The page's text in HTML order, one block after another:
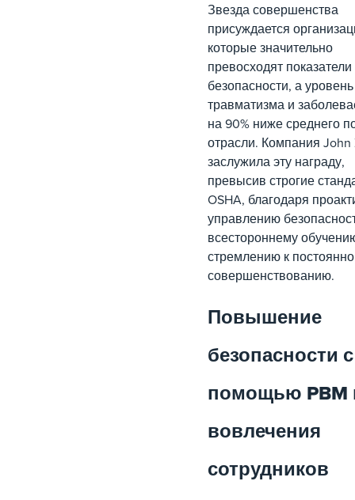
Звезда совершенства
присуждается
которые значительно
превосходят показатели
безопасности, а уровень
травматизма и
на 90% ниже среднего
отрасли. Компания John
заслужила эту награду,
превысив строгие
OSHA, благодаря
управлению
всестороннему
стремлению к
совершенствованию.
Повышение
безопасности с
помощью PBM
вовлечения
сотрудников